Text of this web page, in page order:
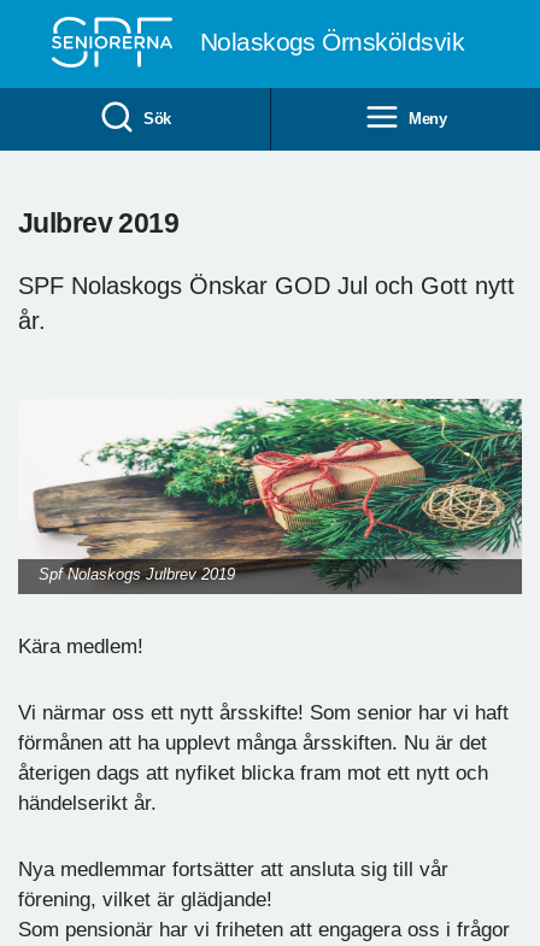
Nolaskogs Örnsköldsvik
Sök Meny
Julbrev 2019
SPF Nolaskogs Önskar GOD Jul och Gott nytt
år.
Spf Nolaskogs Julbrev 2019
Kära medlem!
Vi närmar oss ett nytt årsskifte! Som senior har vi haft
förmånen att ha upplevt många årsskiften. Nu är det
återigen dags att nyfiket blicka fram mot ett nytt och
händelserikt år.
Nya medlemmar fortsätter att ansluta sig till vår
förening, vilket är glädjande!
Som pensionär har vi friheten att engagera oss i frågor